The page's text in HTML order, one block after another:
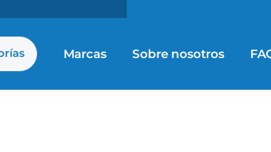
Marcas Sobre nosotros